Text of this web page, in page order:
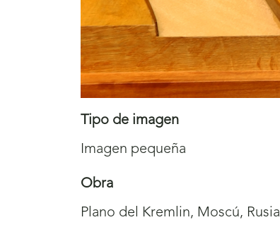
Tipo de imagen
Imagen pequeña
Obra
Plano del Kremlin, Moscú, Rusia